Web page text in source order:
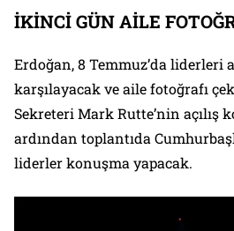
İKİNCİ GÜN AİLE
Erdoğan, 8 Temmuz’da liderleri
karşılayacak ve aile fotoğrafı
Sekreteri Mark Rutte’nin açılış
ardından toplantıda
liderler konuşma yapacak.